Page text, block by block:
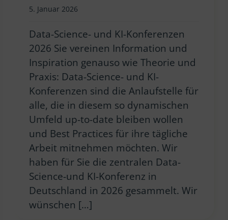
5. Januar 2026
Data-Science- und KI-Konferenzen
2026 Sie vereinen Information und
Inspiration genauso wie Theorie und
Praxis: Data-Science- und KI-
Konferenzen sind die Anlaufstelle für
alle, die in diesem so dynamischen
Umfeld up-to-date bleiben wollen
und Best Practices für ihre tägliche
Arbeit mitnehmen möchten. Wir
haben für Sie die zentralen Data-
Science-und KI-Konferenz in
Deutschland in 2026 gesammelt. Wir
wünschen […]